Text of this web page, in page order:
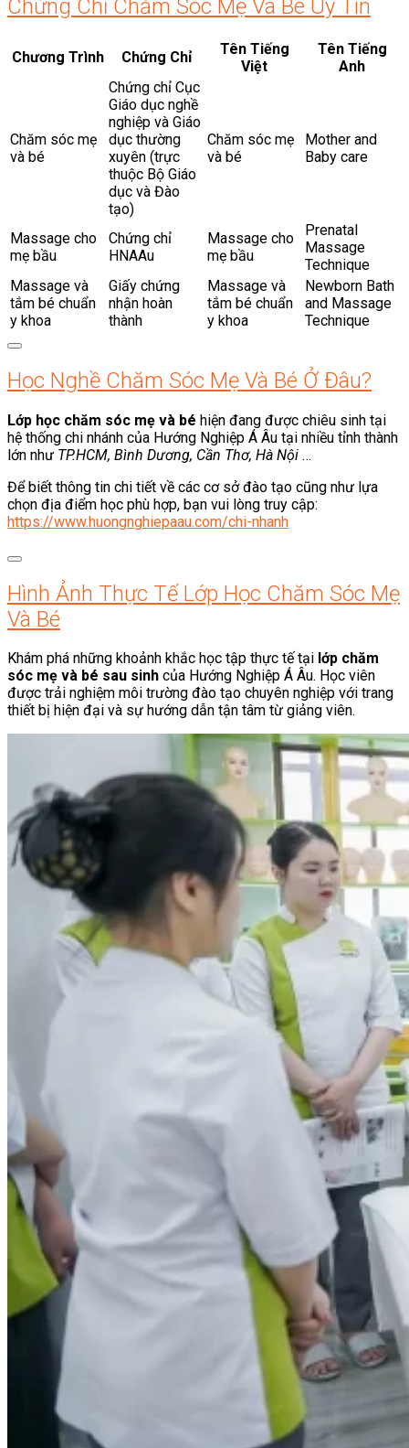
Chứng Chỉ Chăm Sóc Mẹ Và Bé Uy Tín
Chương Trình Chứng Chỉ
Tên Tiếng
Việt
Tên Tiếng
Anh
Chăm sóc mẹ
và bé
Chứng chỉ Cục
Giáo dục nghề
nghiệp và Giáo
dục thường
xuyên (trực
thuộc Bộ Giáo
dục và Đào
tạo)
Chăm sóc mẹ
và bé
Mother and
Baby care
Massage cho
mẹ bầu
Chứng chỉ
HNAAu
Massage cho
mẹ bầu
Prenatal
Massage
Technique
Massage và
tắm bé chuẩn
y khoa
Giấy chứng
nhận hoàn
thành
Massage và
tắm bé chuẩn
y khoa
Newborn Bath
and Massage
Technique
Học Nghề Chăm Sóc Mẹ Và Bé Ở Đâu?
Lớp học chăm sóc mẹ và bé hiện đang được chiêu sinh tại
hệ thống chi nhánh của Hướng Nghiệp Á Âu tại nhiều tỉnh thành
lớn như TP.HCM, Bình Dương, Cần Thơ, Hà Nội …
Để biết thông tin chi tiết về các cơ sở đào tạo cũng như lựa
chọn địa điểm học phù hợp, bạn vui lòng truy cập:
https://www.huongnghiepaau.com/chi-nhanh
Hình Ảnh Thực Tế Lớp Học Chăm Sóc Mẹ
Và Bé
Khám phá những khoảnh khắc học tập thực tế tại lớp chăm
sóc mẹ và bé sau sinh của Hướng Nghiệp Á Âu. Học viên
được trải nghiệm môi trường đào tạo chuyên nghiệp với trang
thiết bị hiện đại và sự hướng dẫn tận tâm từ giảng viên.